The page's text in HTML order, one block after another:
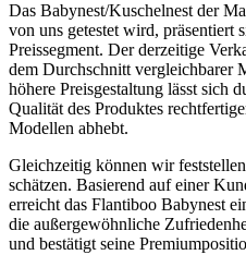
Das Babynest/Kuschelnest der
von uns getestet wird, präsentiert
Preissegment. Der derzeitige
dem Durchschnitt vergleichbarer
höhere Preisgestaltung lässt sich
Qualität des Produktes
Modellen abhebt.
Gleichzeitig können wir
schätzen. Basierend auf einer
erreicht das Flantiboo Babynest
die außergewöhnliche
und bestätigt seine